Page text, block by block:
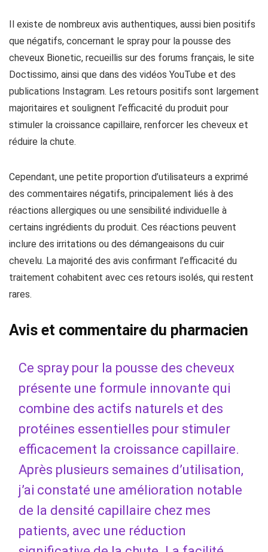
Il existe de nombreux avis authentiques, aussi bien positifs
que négatifs, concernant le spray pour la pousse des
cheveux Bionetic, recueillis sur des forums français, le site
Doctissimo, ainsi que dans des vidéos YouTube et des
publications Instagram. Les retours positifs sont largement
majoritaires et soulignent l’efficacité du produit pour
stimuler la croissance capillaire, renforcer les cheveux et
réduire la chute.
Cependant, une petite proportion d’utilisateurs a exprimé
des commentaires négatifs, principalement liés à des
réactions allergiques ou une sensibilité individuelle à
certains ingrédients du produit. Ces réactions peuvent
inclure des irritations ou des démangeaisons du cuir
chevelu. La majorité des avis confirmant l’efficacité du
traitement cohabitent avec ces retours isolés, qui restent
rares.
Avis et commentaire du pharmacien
Ce spray pour la pousse des cheveux
présente une formule innovante qui
combine des actifs naturels et des
protéines essentielles pour stimuler
efficacement la croissance capillaire.
Après plusieurs semaines d’utilisation,
j’ai constaté une amélioration notable
de la densité capillaire chez mes
patients, avec une réduction